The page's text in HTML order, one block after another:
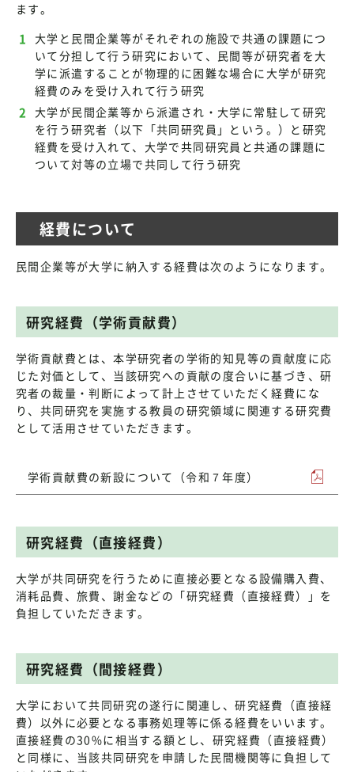
ます。
大学と民間企業等がそれぞれの施設で共通の課題につ
いて分担して行う研究において、民間等が研究者を大
学に派遣することが物理的に困難な場合に大学が研究
経費のみを受け入れて行う研究
大学が民間企業等から派遣され・大学に常駐して研究
を行う研究者（以下「共同研究員」という。）と研究
経費を受け入れて、大学で共同研究員と共通の課題に
ついて対等の立場で共同して行う研究
経費について
民間企業等が大学に納入する経費は次のようになります。
研究経費（学術貢献費）
学術貢献費とは、本学研究者の学術的知見等の貢献度に応
じた対価として、当該研究への貢献の度合いに基づき、研
究者の裁量・判断によって計上させていただく経費にな
り、共同研究を実施する教員の研究領域に関連する研究費
として活用させていただきます。
学術貢献費の新設について（令和７年度）
研究経費（直接経費）
大学が共同研究を行うために直接必要となる設備購入費、
消耗品費、旅費、謝金などの「研究経費（直接経費）」を
負担していただきます。
研究経費（間接経費）
大学において共同研究の遂行に関連し、研究経費（直接経
費）以外に必要となる事務処理等に係る経費をいいます。
直接経費の30%に相当する額とし、研究経費（直接経費）
と同様に、当該共同研究を申請した民間機関等に負担して